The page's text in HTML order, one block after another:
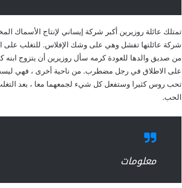
تمتلك عائلة روزيرين أكبر شركة إيساني لإنتاج الأسماك
شركة عائلتها تفشل وهي على وشك الإفلاس. للتغلب على
من صديق والدها للعودة كرمه سأل روزيرين أن يتزوج ابنه
على الاطلاق في رجل مضطرب. من ناحية أخرى ، فهي
تحب روس كثيرا وستفعل كل شيء لجمعهما معا ، بعد
الحب.
معلومات